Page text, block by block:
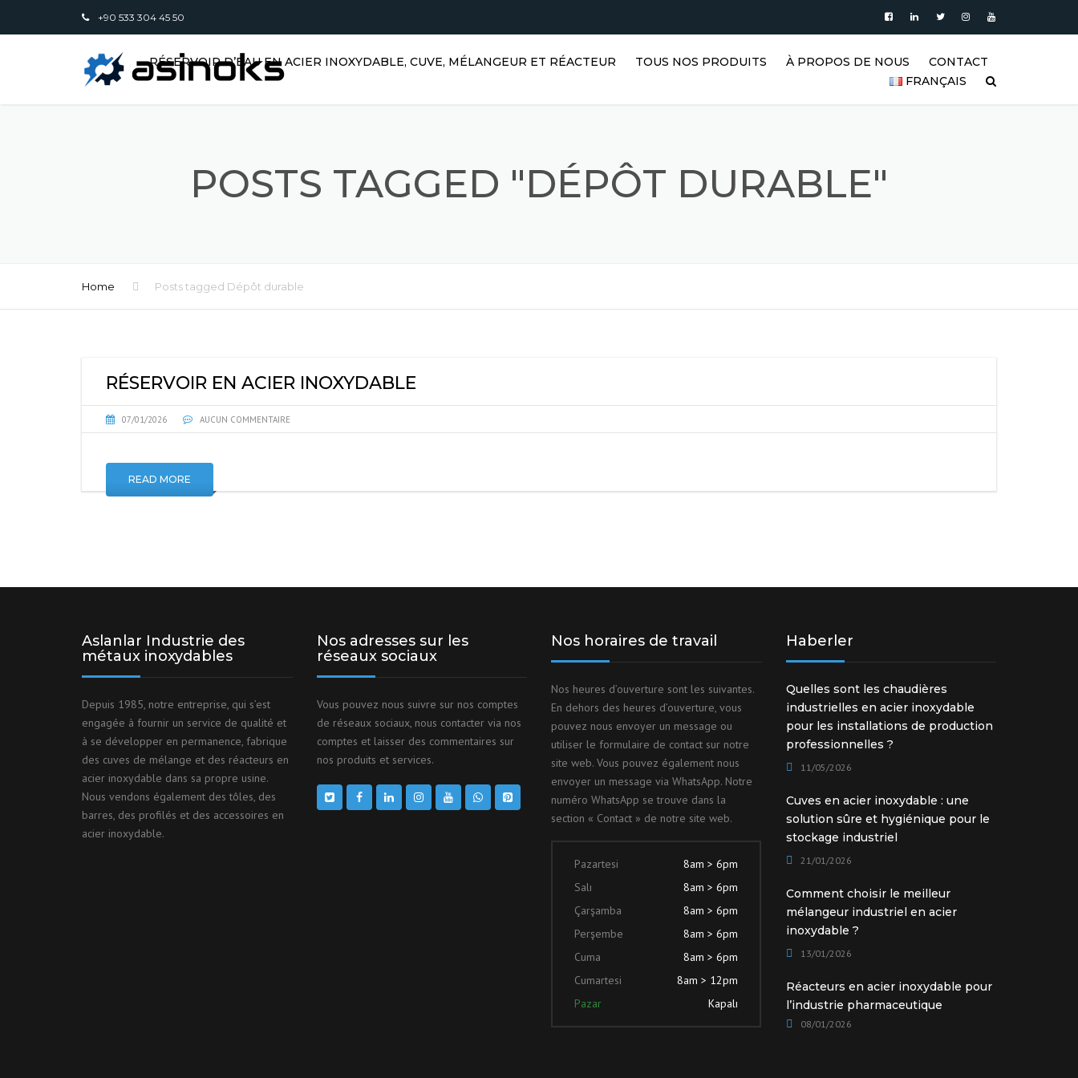
+90 533 304 45 50
RÉSERVOIR D’EAU EN ACIER INOXYDABLE, CUVE, MÉLANGEUR ET RÉACTEUR TOUS NOS PRODUITS
RÉSERVOIRS VERTICAUX EN
ACIER INOXYDABLE |
PRODUITS INOX MATÉRIAUX DE RACCORDS
À PROPOS DE NOUS
VIDÉO
RÉFÉRENCES
CONTACT
FRANÇAIS
POSTS TAGGED "DÉPÔT DURABLE"
Home Posts tagged Dépôt durable
RÉSERVOIR EN ACIER INOXYDABLE
07/01/2026 AUCUN COMMENTAIRE
READ MORE
Aslanlar Industrie des
métaux inoxydables
Depuis 1985, notre entreprise, qui s’est
engagée à fournir un service de qualité et
à se développer en permanence, fabrique
des cuves de mélange et des réacteurs en
acier inoxydable dans sa propre usine.
Nous vendons également des tôles, des
barres, des profilés et des accessoires en
acier inoxydable.
Nos adresses sur les
réseaux sociaux
Vous pouvez nous suivre sur nos comptes
de réseaux sociaux, nous contacter via nos
comptes et laisser des commentaires sur
nos produits et services.
Nos horaires de travail
Nos heures d’ouverture sont les suivantes.
En dehors des heures d’ouverture, vous
pouvez nous envoyer un message ou
utiliser le formulaire de contact sur notre
site web. Vous pouvez également nous
envoyer un message via WhatsApp. Notre
numéro WhatsApp se trouve dans la
section « Contact » de notre site web.
Pazartesi
8am > 6pm
Salı
8am > 6pm
Çarşamba
8am > 6pm
Perşembe
8am > 6pm
Cuma
8am > 6pm
Cumartesi
8am > 12pm
Pazar
Kapalı
Haberler
Quelles sont les chaudières
industrielles en acier inoxydable
pour les installations de production
professionnelles ?
11/05/2026
Cuves en acier inoxydable : une
solution sûre et hygiénique pour le
stockage industriel
21/01/2026
Comment choisir le meilleur
mélangeur industriel en acier
inoxydable ?
13/01/2026
Réacteurs en acier inoxydable pour
l’industrie pharmaceutique
08/01/2026